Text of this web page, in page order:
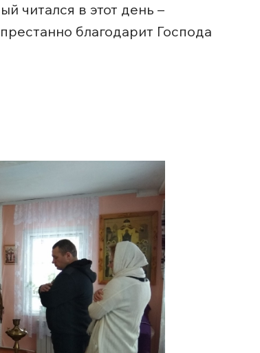
читался в этот день –
благодарит Господа